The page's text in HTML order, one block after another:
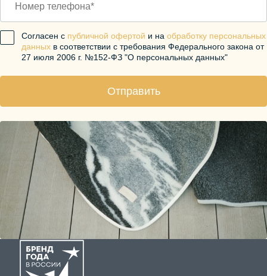
Согласен с публичной офертой и на обработку персональных
данных в соответствии с требования Федерального закона от
27 июля 2006 г. №152-ФЗ "О персональных данных"
Отправить